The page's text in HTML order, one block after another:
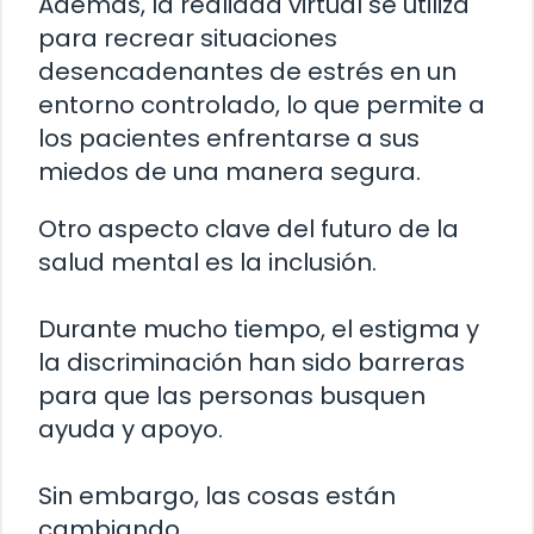
para recrear situaciones
desencadenantes de estrés en un
entorno controlado, lo que permite a
los pacientes enfrentarse a sus
miedos de una manera segura.
Otro aspecto clave del futuro de la
salud mental es la inclusión.
Durante mucho tiempo, el estigma y
la discriminación han sido barreras
para que las personas busquen
ayuda y apoyo.
Sin embargo, las cosas están